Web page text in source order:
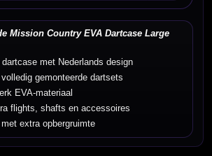
Mission Country EVA Dartcase Large
met Nederlands design
gemonteerde dartsets
EVA-materiaal
flights, shafts en accessoires
extra opbergruimte